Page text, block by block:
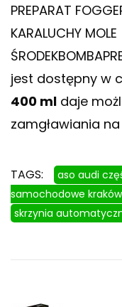
PREPARAT
KARALUCHY
jest dostępny w
400 ml daje
zamgławiania
TAGS: aso audi
samochodowe kraków
skrzynia